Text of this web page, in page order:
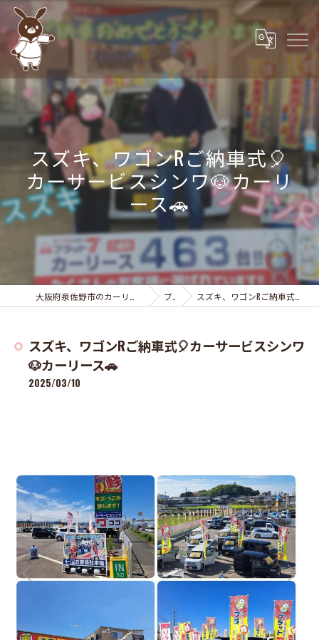
スズキ、ワゴンRご納車式🎈
カーサービスシンワ🐶カーリ
ース🚗
ブログ スズキ、ワゴンRご納車式🎈カーサービスシンワ🐶カーリース🚗
スズキ、ワゴンRご納車式🎈カーサービスシンワ
🐶カーリース🚗
2025/03/10